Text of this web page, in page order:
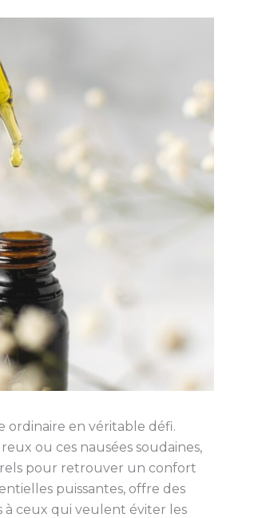
ordinaire en véritable défi.
ou ces nausées soudaines,
pour retrouver un confort
puissantes, offre des
ceux qui veulent éviter les